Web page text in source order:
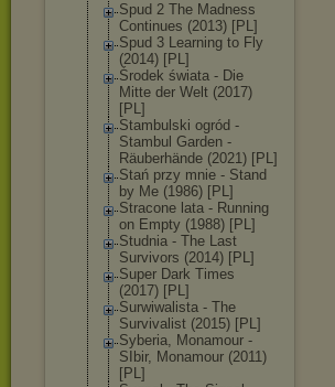
Spud 2 The Madness
Continues (2013) [PL]
Spud 3 Learning to Fly
(2014) [PL]
Środek świata - Die
Mitte der Welt (2017)
[PL]
Stambulski ogród -
Stambul Garden -
Räuberhände (2021) [PL]
Stań przy mnie - Stand
by Me (1986) [PL]
Stracone lata - Running
on Empty (1988) [PL]
Studnia - The Last
Survivors (2014) [PL]
Super Dark Times
(2017) [PL]
Surwiwalista - The
Survivalist (2015) [PL]
Syberia, Monamour -
SIbir, Monamour (2011)
[PL]